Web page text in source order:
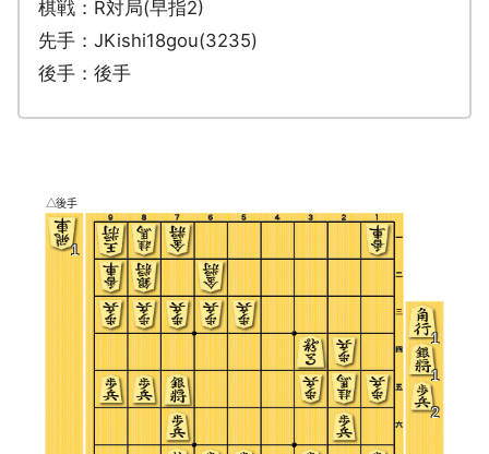
棋戦：R対局(早指2)
先手：JKishi18gou(3235)
後手：後手